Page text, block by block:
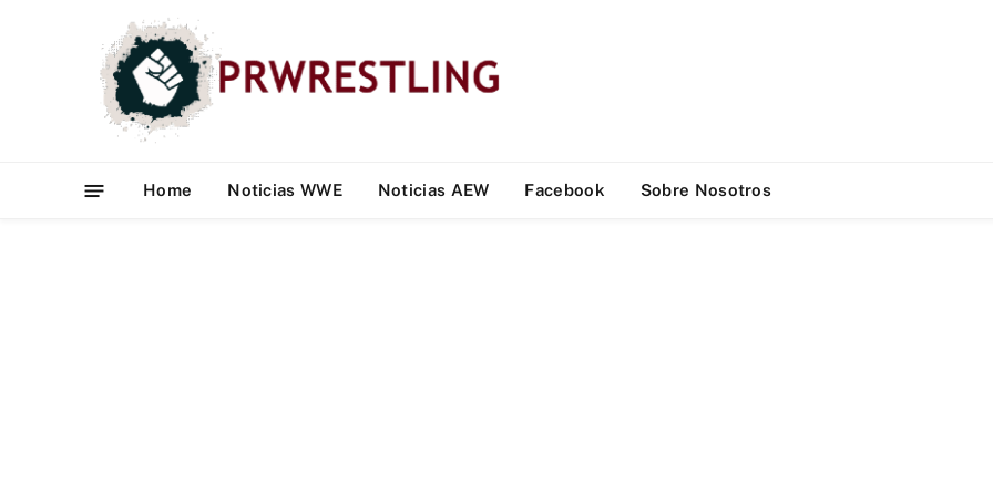
Home Noticias WWE Noticias AEW Facebook Sobre Nosotros